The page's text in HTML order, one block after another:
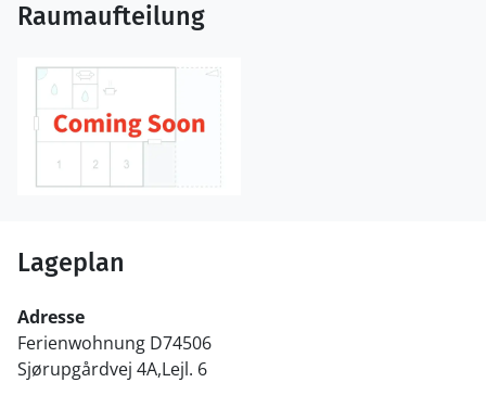
Raumaufteilung
Lageplan
Adresse
Ferienwohnung D74506
Sjørupgårdvej 4A,Lejl. 6